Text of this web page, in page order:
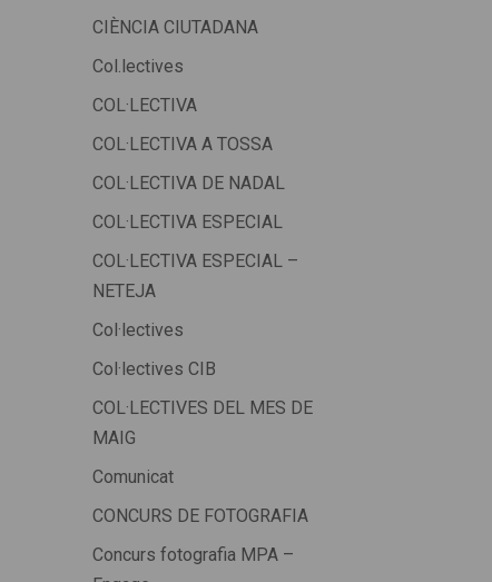
CIÈNCIA CIUTADANA
Col.lectives
COL·LECTIVA
COL·LECTIVA A TOSSA
COL·LECTIVA DE NADAL
COL·LECTIVA ESPECIAL
COL·LECTIVA ESPECIAL –
NETEJA
Col·lectives
Col·lectives CIB
COL·LECTIVES DEL MES DE
MAIG
Comunicat
CONCURS DE FOTOGRAFIA
Concurs fotografia MPA –